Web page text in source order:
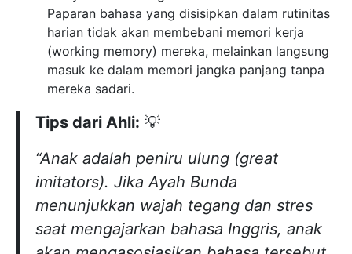
imitators). Jika Ayah Bunda
menunjukkan wajah tegang dan stres
saat mengajarkan bahasa Inggris, anak
akan mengasosiasikan bahasa tersebut
dengan stres. Sebaliknya, jika kita
tertawa, anak akan menyerap energi
positif tersebut.”